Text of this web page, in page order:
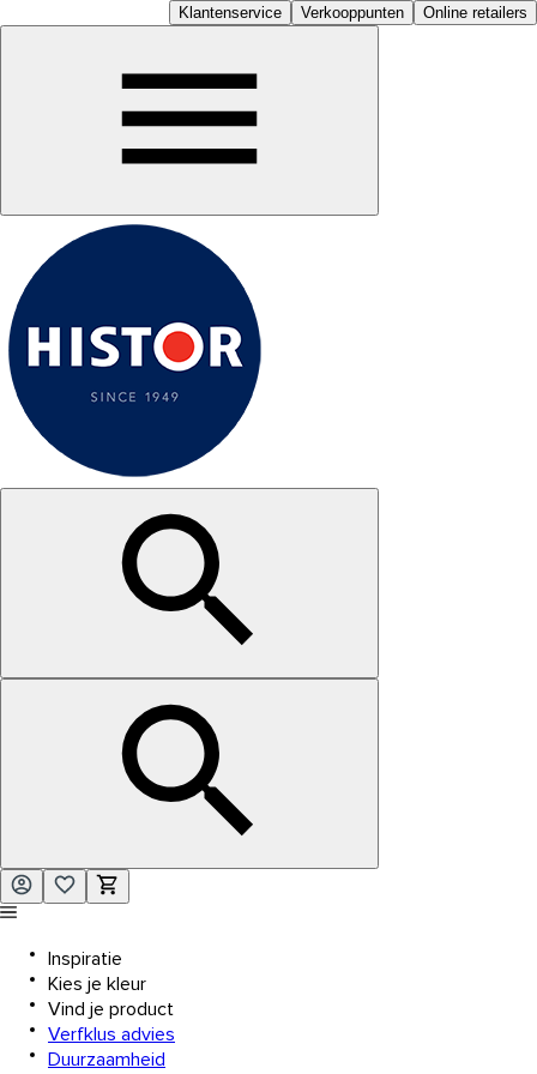
Klantenservice Verkooppunten Online retailers
Inspiratie
Kies je kleur
Vind je product
Verfklus advies
Duurzaamheid